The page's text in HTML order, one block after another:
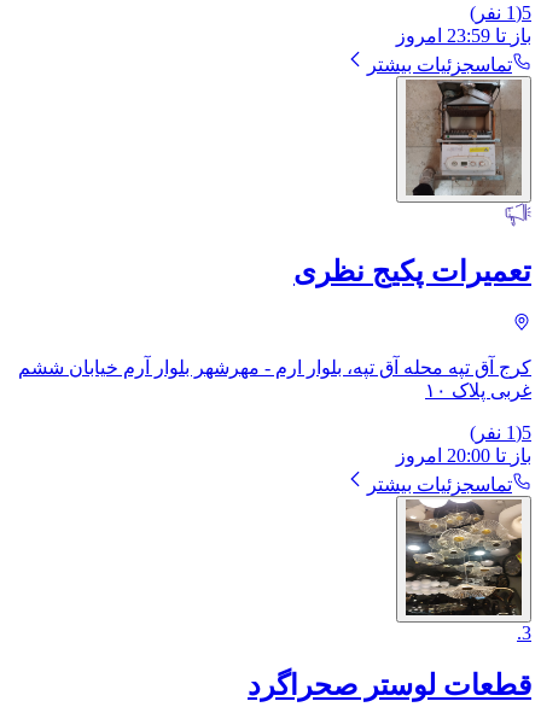
5
(
1 نفر)
باز تا 23:59 امروز
تماسجزئیات بیشتر
تعمیرات پکیج نظری
کرج آق تپه محله آق تپه، بلوار ارم - مهرشهر بلوار آرم خیابان ششم
غربی پلاک ۱۰
5
(
1 نفر)
باز تا 20:00 امروز
تماسجزئیات بیشتر
3
.
قطعات لوستر صحراگرد